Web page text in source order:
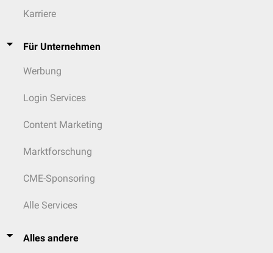
Karriere
Für Unternehmen
Werbung
Login Services
Content Marketing
Marktforschung
CME-Sponsoring
Alle Services
Alles andere